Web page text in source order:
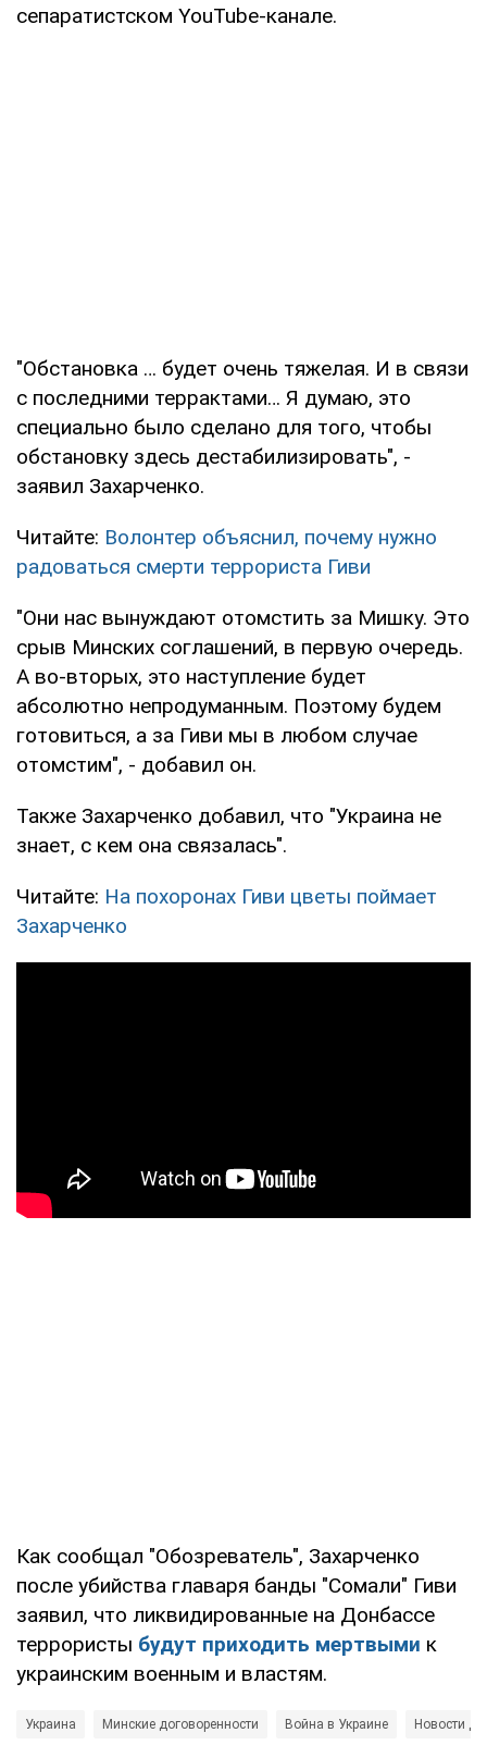
сепаратистском YouTube-канале.
"Обстановка … будет очень тяжелая. И в связи
с последними террактами… Я думаю, это
специально было сделано для того, чтобы
обстановку здесь дестабилизировать", -
заявил Захарченко.
Читайте: Волонтер объяснил, почему нужно
радоваться смерти террориста Гиви
"Они нас вынуждают отомстить за Мишку. Это
срыв Минских соглашений, в первую очередь.
А во-вторых, это наступление будет
абсолютно непродуманным. Поэтому будем
готовиться, а за Гиви мы в любом случае
отомстим", - добавил он.
Также Захарченко добавил, что "Украина не
знает, с кем она связалась".
Читайте: На похоронах Гиви цветы поймает
Захарченко
Как сообщал "Обозреватель", Захарченко
после убийства главаря банды "Сомали" Гиви
заявил, что ликвидированные на Донбассе
террористы будут приходить мертвыми к
украинским военным и властям.
Украина Минские договоренности Война в Украине Новости